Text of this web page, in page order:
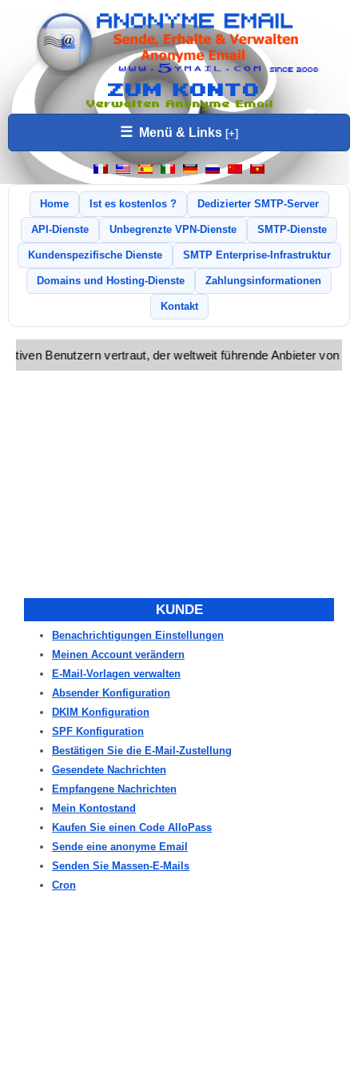
☰ Menü & Links
Home Ist es kostenlos ? Dedizierter SMTP-Server
API-Dienste Unbegrenzte VPN-Dienste SMTP-Dienste
Kundenspezifische Dienste SMTP Enterprise-Infrastruktur
Domains und Hosting-Dienste Zahlungsinformationen
Kontakt
Benutzern vertraut, der weltweit führende Anbieter von
KUNDE
Benachrichtigungen Einstellungen
Meinen Account verändern
E-Mail-Vorlagen verwalten
Absender Konfiguration
DKIM Konfiguration
SPF Konfiguration
Bestätigen Sie die E-Mail-Zustellung
Gesendete Nachrichten
Empfangene Nachrichten
Mein Kontostand
Kaufen Sie einen Code AlloPass
Sende eine anonyme Email
Senden Sie Massen-E-Mails
Cron